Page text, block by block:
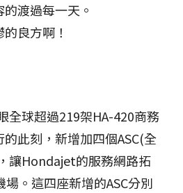
渡過每一天。
良方啊！
全球超過219架HA-420商務
此刻，新增加四個ASC(全
，讓Hondajet的服務網路拓
場。這四座新增的ASC分別